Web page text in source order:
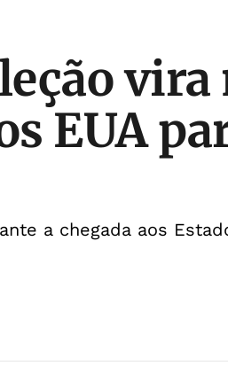
vira
EUA
a chegada aos